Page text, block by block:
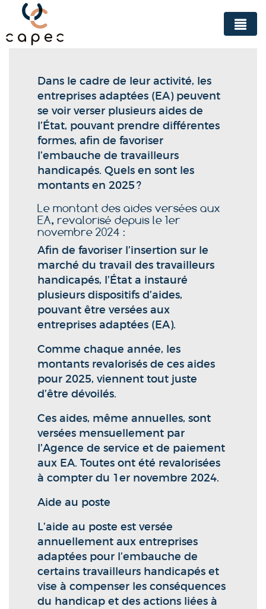
Panneau de gestion des cookies
Dans le cadre de leur activité, les
entreprises adaptées (EA) peuvent
se voir verser plusieurs aides de
l’État, pouvant prendre différentes
formes, afin de favoriser
l’embauche de travailleurs
handicapés. Quels en sont les
montants en 2025 ?
Le montant des aides versées aux
EA, revalorisé depuis le 1er
novembre 2024 :
Afin de favoriser l’insertion sur le
marché du travail des travailleurs
handicapés, l’État a instauré
plusieurs dispositifs d’aides,
pouvant être versées aux
entreprises adaptées (EA).
Comme chaque année, les
montants revalorisés de ces aides
pour 2025, viennent tout juste
d’être dévoilés.
Ces aides, même annuelles, sont
versées mensuellement par
l’Agence de service et de paiement
aux EA. Toutes ont été revalorisées
à compter du 1er novembre 2024.
Aide au poste
L’aide au poste est versée
annuellement aux entreprises
adaptées pour l’embauche de
certains travailleurs handicapés et
vise à compenser les conséquences
du handicap et des actions liées à